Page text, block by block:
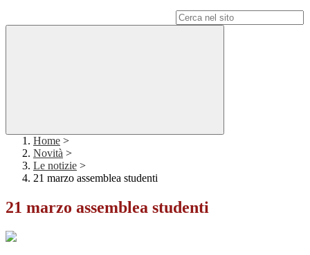
Home >
Novità >
Le notizie >
21 marzo assemblea studenti
21 marzo assemblea studenti